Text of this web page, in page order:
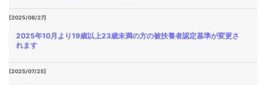
[2025/08/27]
2025年10月より19歳以上23歳未満の方の被扶養者認定基準が変更さ
れます
[2025/07/25]